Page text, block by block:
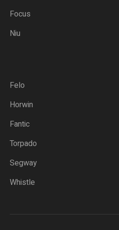
Focus
Niu
Felo
Horwin
Fantic
Torpado
Segway
Whistle